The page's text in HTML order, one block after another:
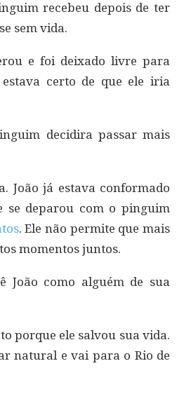
recebeu depois de ter
sem vida.
e foi deixado livre para
certo de que ele iria
decidira passar mais
João já estava conformado
se deparou com o pinguim
. Ele não permite que mais
momentos juntos.
João como alguém de sua
porque ele salvou sua vida.
natural e vai para o Rio de